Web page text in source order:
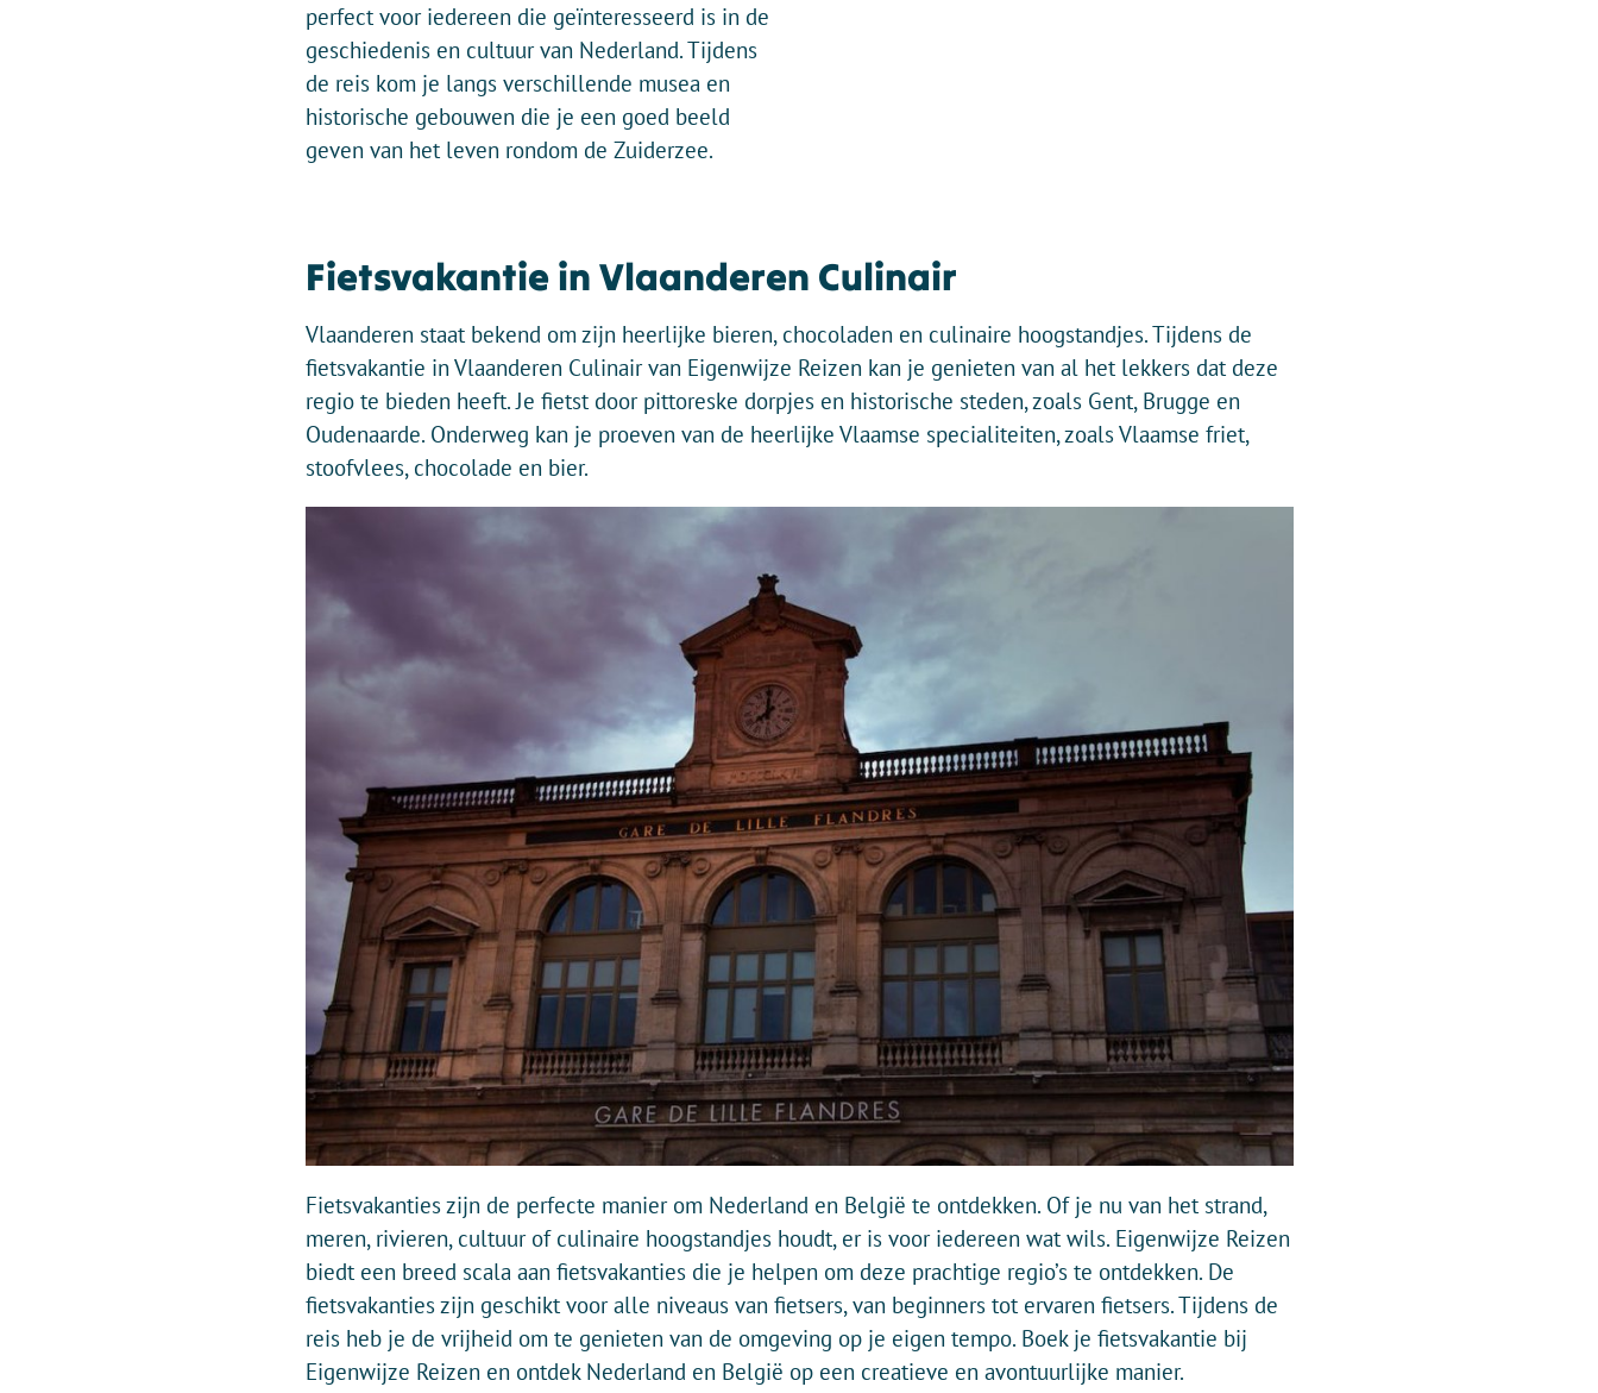
perfect voor iedereen die geïnteresseerd is in de
geschiedenis en cultuur van Nederland. Tijdens
de reis kom je langs verschillende musea en
historische gebouwen die je een goed beeld
geven van het leven rondom de Zuiderzee.
Fietsvakantie in Vlaanderen Culinair
Vlaanderen staat bekend om zijn heerlijke bieren, chocoladen en culinaire hoogstandjes. Tijdens de
fietsvakantie in Vlaanderen Culinair van Eigenwijze Reizen kan je genieten van al het lekkers dat deze
regio te bieden heeft. Je fietst door pittoreske dorpjes en historische steden, zoals Gent, Brugge en
Oudenaarde. Onderweg kan je proeven van de heerlijke Vlaamse specialiteiten, zoals Vlaamse friet,
stoofvlees, chocolade en bier.
Fietsvakanties zijn de perfecte manier om Nederland en België te ontdekken. Of je nu van het strand,
meren, rivieren, cultuur of culinaire hoogstandjes houdt, er is voor iedereen wat wils. Eigenwijze Reizen
biedt een breed scala aan fietsvakanties die je helpen om deze prachtige regio’s te ontdekken. De
fietsvakanties zijn geschikt voor alle niveaus van fietsers, van beginners tot ervaren fietsers. Tijdens de
reis heb je de vrijheid om te genieten van de omgeving op je eigen tempo. Boek je fietsvakantie bij
Eigenwijze Reizen en ontdek Nederland en België op een creatieve en avontuurlijke manier.